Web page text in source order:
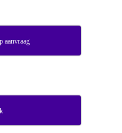
aanvraag